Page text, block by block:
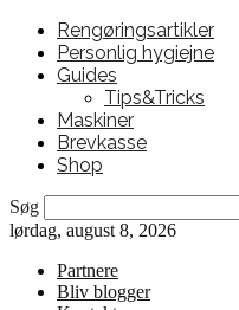
Rengøringsartikler
Personlig hygiejne
Guides
Tips&Tricks
Maskiner
Brevkasse
Shop
Søg
lørdag, august 8, 2026
Partnere
Bliv blogger